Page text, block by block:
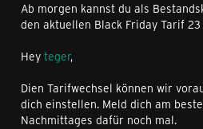
Ab morgen kannst du als
den aktuellen Black Friday Tarif
Hey teger,
Dien Tarifwechsel können wir
dich einstellen. Meld dich am
Nachmittages dafür noch mal.